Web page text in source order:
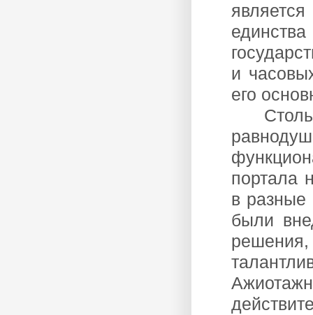
и
его
портала
в разные
были